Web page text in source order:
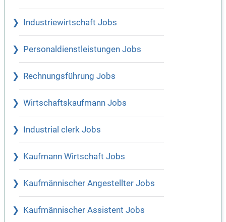
Industriewirtschaft Jobs
Personaldienstleistungen Jobs
Rechnungsführung Jobs
Wirtschaftskaufmann Jobs
Industrial clerk Jobs
Kaufmann Wirtschaft Jobs
Kaufmännischer Angestellter Jobs
Kaufmännischer Assistent Jobs